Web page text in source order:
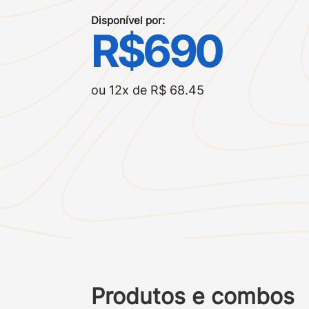
Disponível por:
R$690
ou 12x de R$ 68.45
Produtos e combos